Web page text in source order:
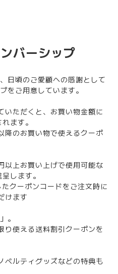
バーシップ
日頃のご愛顧への感謝として
をご用意しています。
ただくと、お買い物金額に
ます。
のお買い物で使えるクーポ
上お買い上げで使用可能な
します。
クーポンコードをご注文時に
けます
。
使える送料割引クーポンを
ルティグッズなどの特典も